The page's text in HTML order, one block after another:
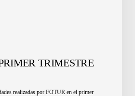
TRIMESTRE
realizadas por FOTUR en el primer